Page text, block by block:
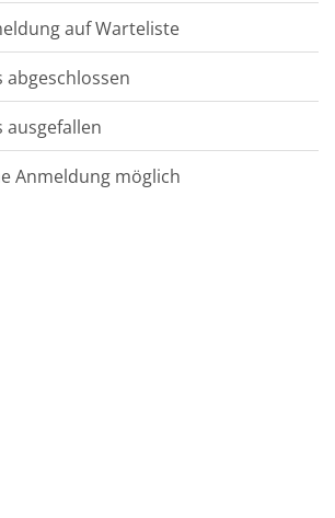
auf Warteliste
abgeschlossen
ausgefallen
Anmeldung möglich